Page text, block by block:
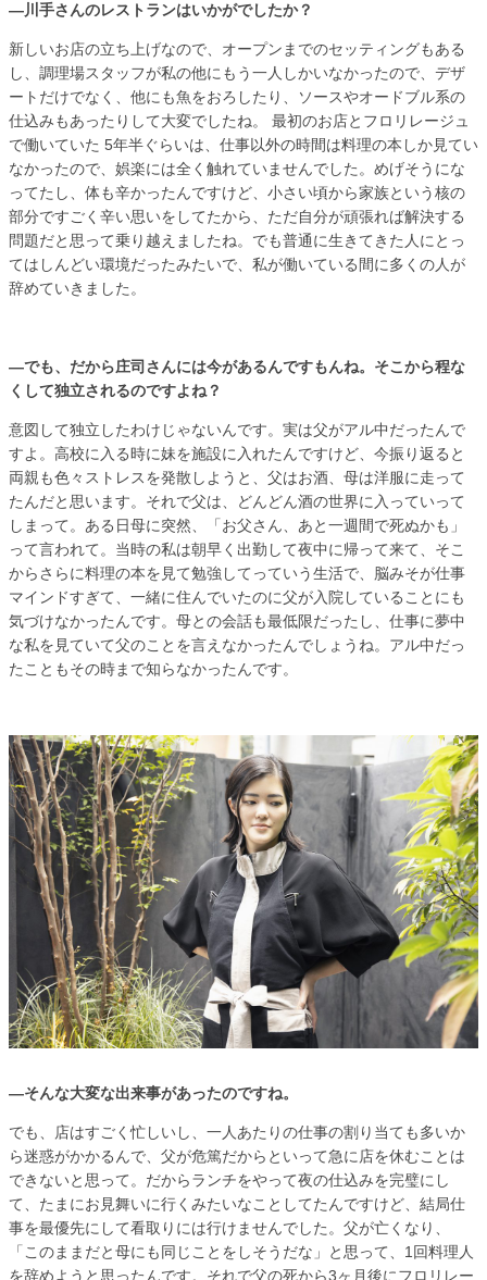
—川手さんのレストランはいかがでしたか？
新しいお店の立ち上げなので、オープンまでのセッティングもある
し、調理場スタッフが私の他にもう一人しかいなかったので、デザ
ートだけでなく、他にも魚をおろしたり、ソースやオードブル系の
仕込みもあったりして大変でしたね。 最初のお店とフロリレージュ
で働いていた 5年半ぐらいは、仕事以外の時間は料理の本しか見てい
なかったので、娯楽には全く触れていませんでした。めげそうにな
ってたし、体も辛かったんですけど、小さい頃から家族という核の
部分ですごく辛い思いをしてたから、ただ自分が頑張れば解決する
問題だと思って乗り越えましたね。でも普通に生きてきた人にとっ
てはしんどい環境だったみたいで、私が働いている間に多くの人が
辞めていきました。
―でも、だから庄司さんには今があるんですもんね。そこから程な
くして独立されるのですよね？
意図して独立したわけじゃないんです。実は父がアル中だったんで
すよ。高校に入る時に妹を施設に入れたんですけど、今振り返ると
両親も色々ストレスを発散しようと、父はお酒、母は洋服に走って
たんだと思います。それで父は、どんどん酒の世界に入っていって
しまって。ある日母に突然、「お父さん、あと一週間で死ぬかも」
って言われて。当時の私は朝早く出勤して夜中に帰って来て、そこ
からさらに料理の本を見て勉強してっていう生活で、脳みそが仕事
マインドすぎて、一緒に住んでいたのに父が入院していることにも
気づけなかったんです。母との会話も最低限だったし、仕事に夢中
な私を見ていて父のことを言えなかったんでしょうね。アル中だっ
たこともその時まで知らなかったんです。
—そんな大変な出来事があったのですね。
でも、店はすごく忙しいし、一人あたりの仕事の割り当ても多いか
ら迷惑がかかるんで、父が危篤だからといって急に店を休むことは
できないと思って。だからランチをやって夜の仕込みを完璧にし
て、たまにお見舞いに行くみたいなことしてたんですけど、結局仕
事を最優先にして看取りには行けませんでした。父が亡くなり、
「このままだと母にも同じことをしそうだな」と思って、1回料理人
を辞めようと思ったんです。それで父の死から3ヶ月後にフロリレー